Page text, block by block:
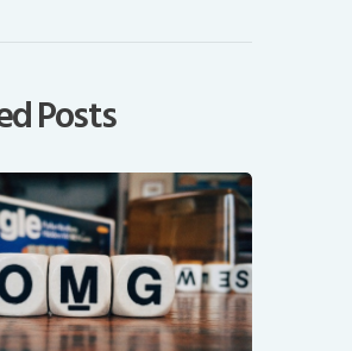
Posts